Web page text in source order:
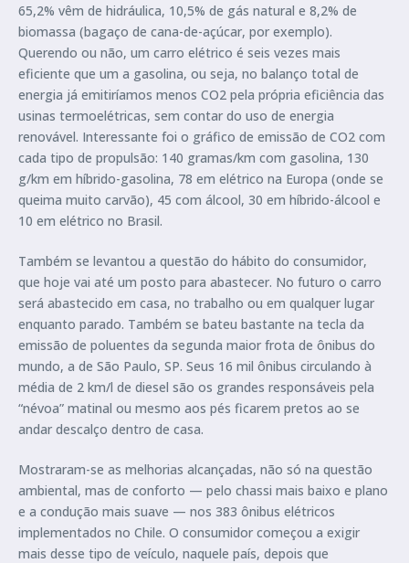
65,2% vêm de hidráulica, 10,5% de gás natural e 8,2% de
biomassa (bagaço de cana-de-açúcar, por exemplo).
Querendo ou não, um carro elétrico é seis vezes mais
eficiente que um a gasolina, ou seja, no balanço total de
energia já emitiríamos menos CO2 pela própria eficiência das
usinas termoelétricas, sem contar do uso de energia
renovável. Interessante foi o gráfico de emissão de CO2 com
cada tipo de propulsão: 140 gramas/km com gasolina, 130
g/km em híbrido-gasolina, 78 em elétrico na Europa (onde se
queima muito carvão), 45 com álcool, 30 em híbrido-álcool e
10 em elétrico no Brasil.
Também se levantou a questão do hábito do consumidor,
que hoje vai até um posto para abastecer. No futuro o carro
será abastecido em casa, no trabalho ou em qualquer lugar
enquanto parado. Também se bateu bastante na tecla da
emissão de poluentes da segunda maior frota de ônibus do
mundo, a de São Paulo, SP. Seus 16 mil ônibus circulando à
média de 2 km/l de diesel são os grandes responsáveis pela
“névoa” matinal ou mesmo aos pés ficarem pretos ao se
andar descalço dentro de casa.
Mostraram-se as melhorias alcançadas, não só na questão
ambiental, mas de conforto — pelo chassi mais baixo e plano
e a condução mais suave — nos 383 ônibus elétricos
implementados no Chile. O consumidor começou a exigir
mais desse tipo de veículo, naquele país, depois que